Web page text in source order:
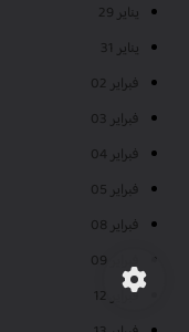
يناير 29
يناير 31
فبراير 02
فبراير 03
فبراير 04
فبراير 05
فبراير 08
فبراير 09
فبراير 12